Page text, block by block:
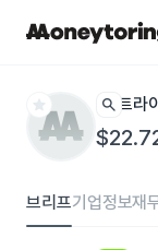
star search 트라
브리프기업정보재